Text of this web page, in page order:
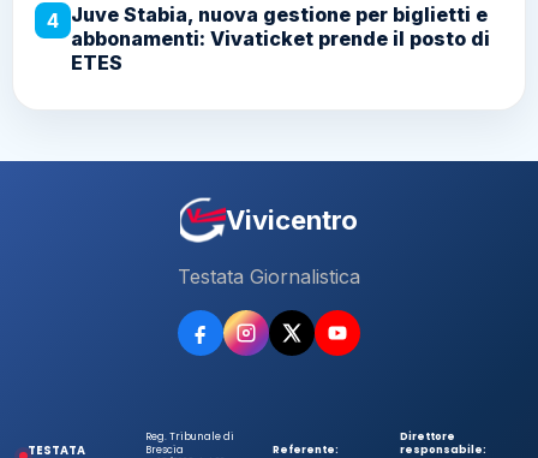
4 Juve Stabia, nuova gestione per biglietti e
abbonamenti: Vivaticket prende il posto di
ETES
Vivicentro
Testata Giornalistica
TESTATA
Reg. Tribunale di
Brescia
Referente:
Direttore
responsabile: